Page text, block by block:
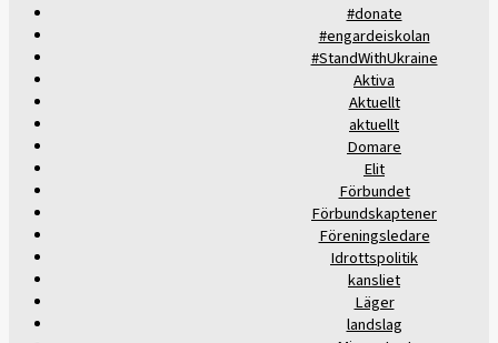
#donate
#engardeiskolan
#StandWithUkraine
Aktiva
Aktuellt
aktuellt
Domare
Elit
Förbundet
Förbundskaptener
Föreningsledare
Idrottspolitik
kansliet
Läger
landslag